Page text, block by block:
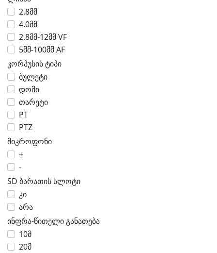
2.8მმ
4.0მმ
2.8მმ-12მმ VF
5მმ-100მმ AF
კორპუსის ტიპი
ბულეტი
დომი
თარეტი
PT
PTZ
მიკროფონი
+
-
SD ბარათის სლოტი
კი
არა
ინფრა-წითელი განათება
10მ
20მ